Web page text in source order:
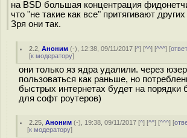
на BSD большая концентрация
что "не такие как все" притягивают
Зря они так.
2.2 ,Аноним (-), 12:38, 09/11/2017 [^] [^^] [^^^] [
[к модератору]
они только яз ядра удалили. через
пользоваться как раньше, но
быстрых интернетах будет на порядки
для софт роутеров)
2.25 ,Аноним (-), 19:38, 09/11/2017 [^] [^^] [^^^] [
[к модератору]